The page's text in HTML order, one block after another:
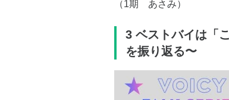
（1期 あさみ）
3 ベストバイは「
を振り返る〜